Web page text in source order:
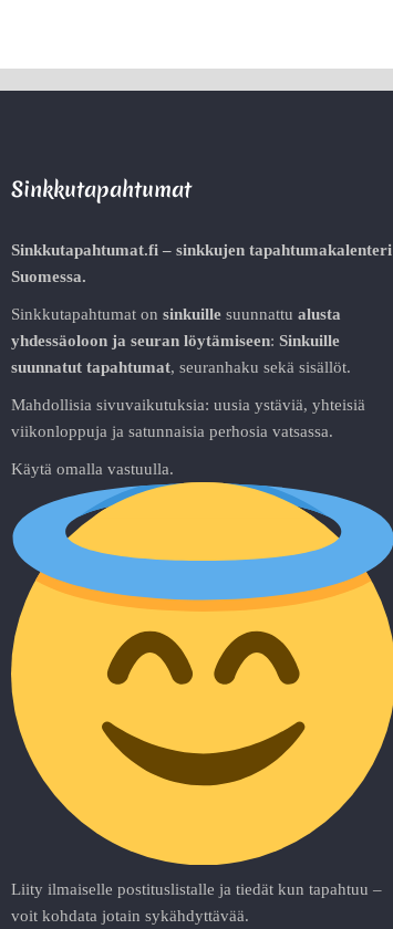
Sinkkutapahtumat
Sinkkutapahtumat.fi – sinkkujen tapahtumakalenteri
Suomessa.
Sinkkutapahtumat on sinkuille suunnattu alusta
yhdessäoloon ja seuran löytämiseen: Sinkuille
suunnatut tapahtumat, seuranhaku sekä sisällöt.
Mahdollisia sivuvaikutuksia: uusia ystäviä, yhteisiä
viikonloppuja ja satunnaisia perhosia vatsassa.
Käytä omalla vastuulla.
Liity ilmaiselle postituslistalle ja tiedät kun tapahtuu –
voit kohdata jotain sykähdyttävää.